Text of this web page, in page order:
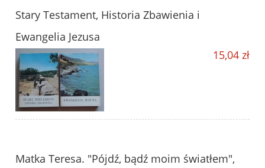
Stary Testament, Historia Zbawienia i
Ewangelia Jezusa
15,04 zł
Matka Teresa. "Pójdź, bądź moim światłem",